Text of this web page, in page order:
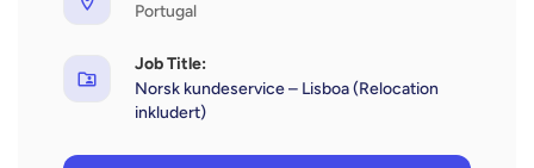
Portugal
Job Title:
Norsk kundeservice – Lisboa (Relocation
inkludert)